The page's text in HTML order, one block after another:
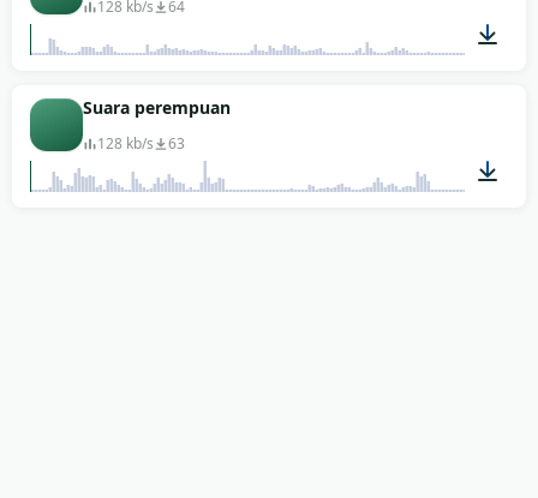
128 kb/s 64
Suara perempuan
128 kb/s 63